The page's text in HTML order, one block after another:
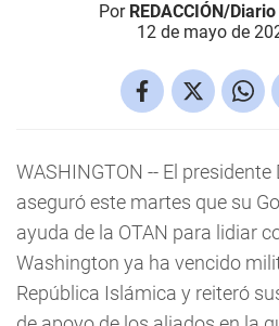
Por REDACCIÓN/
12 de mayo de
WASHINGTON -- El
aseguró este martes que su
ayuda de la OTAN para lidiar
Washington ya ha vencido
República Islámica y reiteró